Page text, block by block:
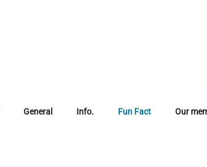
General Info. Fun Fact Our